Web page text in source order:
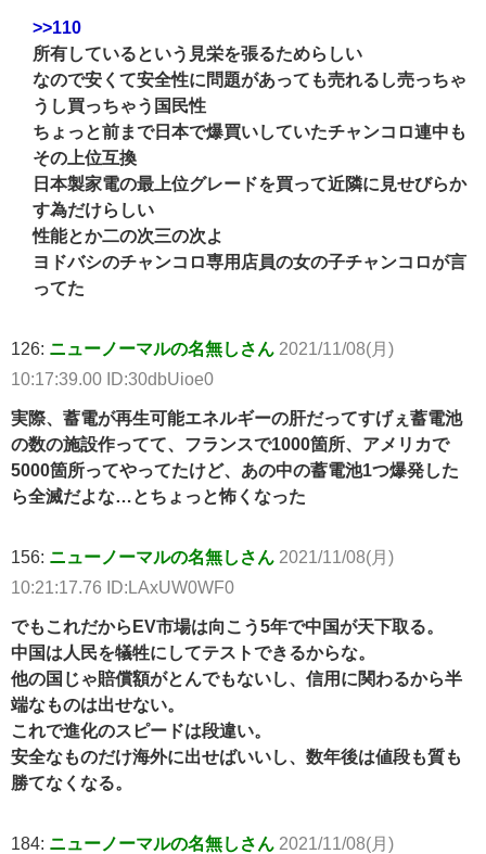
>>110
所有しているという見栄を張るためらしい
なので安くて安全性に問題があっても売れるし売っちゃ
うし買っちゃう国民性
ちょっと前まで日本で爆買いしていたチャンコロ連中も
その上位互換
日本製家電の最上位グレードを買って近隣に見せびらか
す為だけらしい
性能とか二の次三の次よ
ヨドバシのチャンコロ専用店員の女の子チャンコロが言
ってた
126: ニューノーマルの名無しさん 2021/11/08(月)
10:17:39.00 ID:30dbUioe0
実際、蓄電が再生可能エネルギーの肝だってすげぇ蓄電池
の数の施設作ってて、フランスで1000箇所、アメリカで
5000箇所ってやってたけど、あの中の蓄電池1つ爆発した
ら全滅だよな…とちょっと怖くなった
156: ニューノーマルの名無しさん 2021/11/08(月)
10:21:17.76 ID:LAxUW0WF0
でもこれだからEV市場は向こう5年で中国が天下取る。
中国は人民を犠牲にしてテストできるからな。
他の国じゃ賠償額がとんでもないし、信用に関わるから半
端なものは出せない。
これで進化のスピードは段違い。
安全なものだけ海外に出せばいいし、数年後は値段も質も
勝てなくなる。
184: ニューノーマルの名無しさん 2021/11/08(月)